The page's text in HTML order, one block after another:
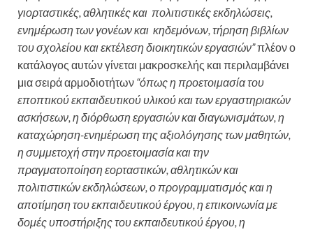
γιορταστικές, αθλητικές και πολιτιστικές εκδηλώσεις,
ενημέρωση των γονέων και κηδεμόνων, τήρηση βιβλίων
του σχολείου και εκτέλεση διοικητικών εργασιών”πλέον ο
κατάλογος αυτών γίνεται μακροσκελής και περιλαμβάνει
μια σειρά αρμοδιοτήτων “όπως η προετοιμασία του
εποπτικού εκπαιδευτικού υλικού και των εργαστηριακών
ασκήσεων, η διόρθωση εργασιών και διαγωνισμάτων, η
καταχώρηση-ενημέρωση της αξιολόγησης των μαθητών,
η συμμετοχή στην προετοιμασία και την
πραγματοποίηση εορταστικών, αθλητικών και
πολιτιστικών εκδηλώσεων, ο προγραμματισμός και η
αποτίμηση του εκπαιδευτικού έργου, η επικοινωνία με
δομές υποστήριξης του εκπαιδευτικού έργου, η